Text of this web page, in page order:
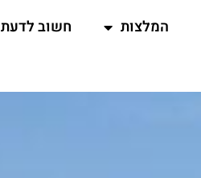
המלצות
חשוב לדעת